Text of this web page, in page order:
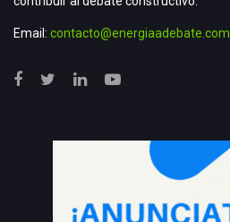
Email: contacto@energiaadebate.com